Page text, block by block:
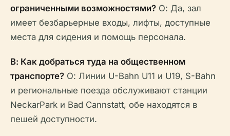
ограниченными возможностями? О: Да, зал
имеет безбарьерные входы, лифты, доступные
места для сидения и помощь персонала.
В: Как добраться туда на общественном
транспорте? О: Линии U-Bahn U11 и U19, S-Bahn
и региональные поезда обслуживают станции
NeckarPark и Bad Cannstatt, обе находятся в
пешей доступности.